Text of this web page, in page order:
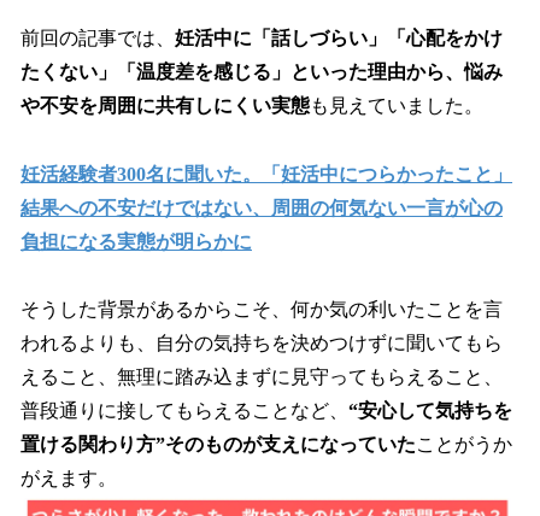
前回の記事では、 妊活中に「話しづらい」「心配をかけ
たくない」「温度差を感じる」といった理由から、悩み
や不安を周囲に共有しにくい実態も見えていました。
妊活経験者300名に聞いた。「妊活中につらかったこと」
結果への不安だけではない、周囲の何気ない一言が心の
負担になる実態が明らかに
そうした背景があるからこそ、何か気の利いたことを言
われるよりも、自分の気持ちを決めつけずに聞いてもら
えること、無理に踏み込まずに見守ってもらえること、
普段通りに接してもらえることなど、 “安心して気持ちを
置ける関わり方”そのものが支えになっていたことがうか
がえます。